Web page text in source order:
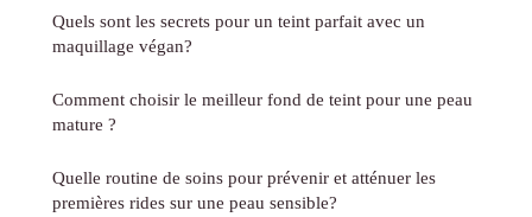
Quels sont les secrets pour un teint parfait avec un
maquillage végan?
Comment choisir le meilleur fond de teint pour une peau
mature ?
Quelle routine de soins pour prévenir et atténuer les
premières rides sur une peau sensible?